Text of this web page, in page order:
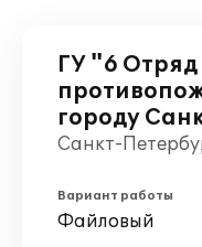
ГУ "6
городу
Санкт-
Вариант работы
Файловый